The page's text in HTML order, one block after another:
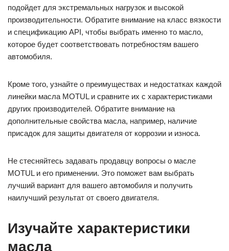
подойдет для экстремальных нагрузок и высокой
производительности. Обратите внимание на класс вязкости
и спецификацию API, чтобы выбрать именно то масло,
которое будет соответствовать потребностям вашего
автомобиля.
Кроме того, узнайте о преимуществах и недостатках каждой
линейки масла MOTUL и сравните их с характеристиками
других производителей. Обратите внимание на
дополнительные свойства масла, например, наличие
присадок для защиты двигателя от коррозии и износа.
Не стесняйтесь задавать продавцу вопросы о масле
MOTUL и его применении. Это поможет вам выбрать
лучший вариант для вашего автомобиля и получить
наилучший результат от своего двигателя.
Изучайте характеристики
масла